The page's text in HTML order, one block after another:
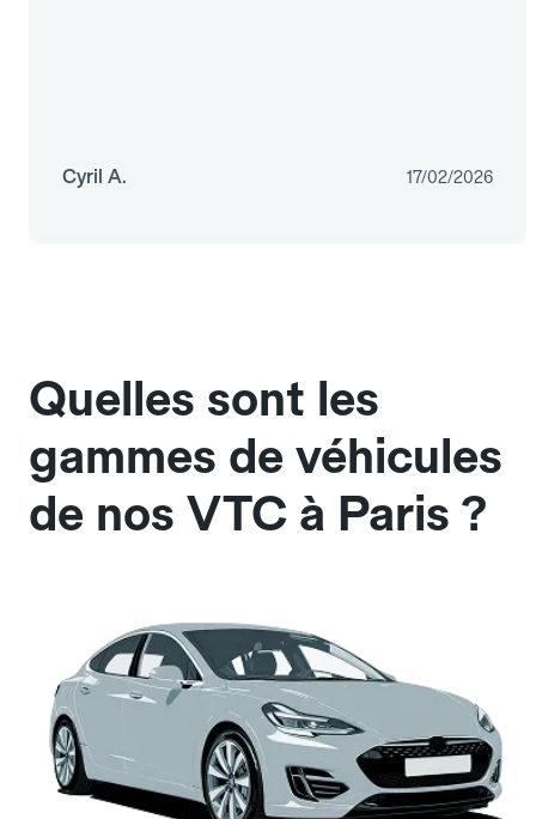
Cyril A. 17/02/2026
Quelles sont les
gammes de véhicules
de nos VTC à Paris ?